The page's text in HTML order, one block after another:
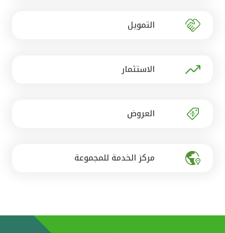
مصر
التمويل
الاستثمار
العروض
مركز الخدمة للمجموعة